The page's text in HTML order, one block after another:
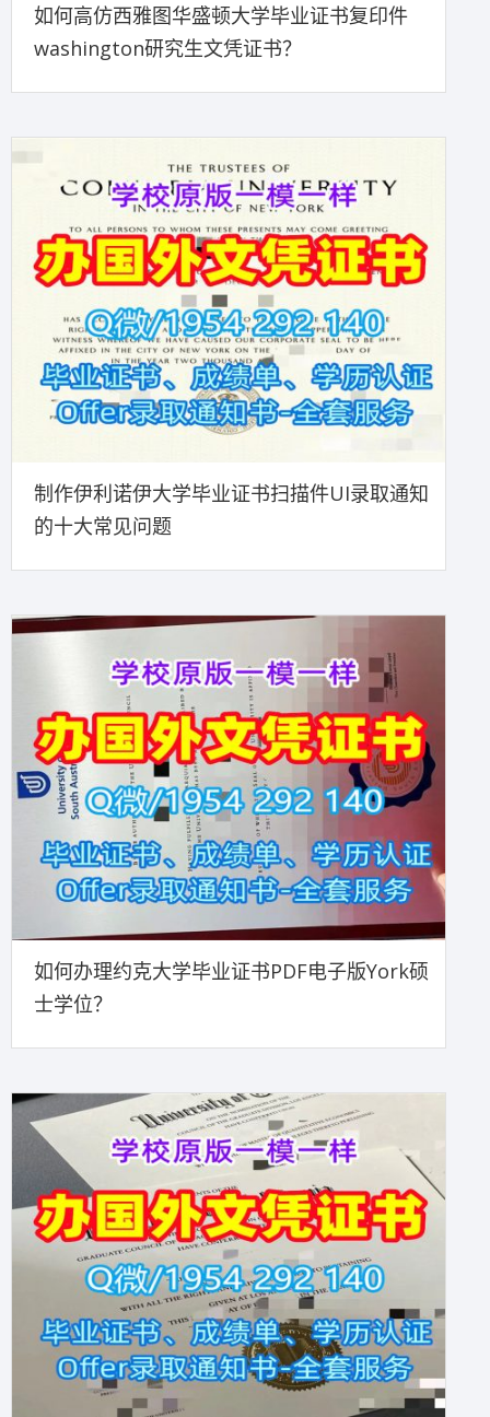
如何高仿西雅图华盛顿大学毕业证书复印件
washington研究生文凭证书？
制作伊利诺伊大学毕业证书扫描件UI录取通知
的十大常见问题
如何办理约克大学毕业证书PDF电子版York硕
士学位？